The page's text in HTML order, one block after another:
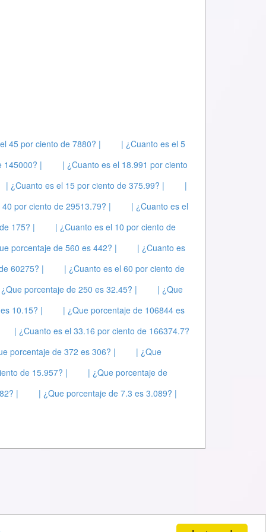
45 por ciento de 7880? |
| ¿Cuanto es el 5
145000? |
| ¿Cuanto es el 18.991 por ciento
| ¿Cuanto es el 15 por ciento de 375.99? |
|
por ciento de 29513.79? |
| ¿Cuanto es el
175? |
| ¿Cuanto es el 10 por ciento de
porcentaje de 560 es 442? |
| ¿Cuanto es
60275? |
| ¿Cuanto es el 60 por ciento de
porcentaje de 250 es 32.45? |
| ¿Que
10.15? |
| ¿Que porcentaje de 106844 es
| ¿Cuanto es el 33.16 por ciento de 166374.7?
porcentaje de 372 es 306? |
| ¿Que
de 15.957? |
| ¿Que porcentaje de
|
| ¿Que porcentaje de 7.3 es 3.089? |